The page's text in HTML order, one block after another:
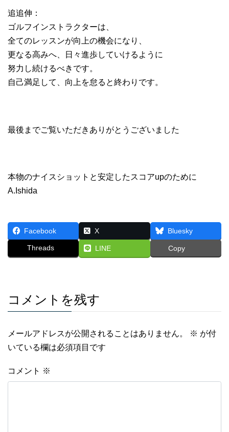
追追伸：
ゴルフインストラクターは、
全てのレッスンが向上の機会になり、
更なる高みへ、日々進歩していけるように
努力し続けるべきです。
自己満足して、向上を怠ると終わりです。
最後までご覧いただきありがとうございました
本物のナイスショットと安定したスコアupのために
A.Ishida
Facebook X Bluesky
Threads LINE Copy
コメントを残す
メールアドレスが公開されることはありません。 ※ が付
いている欄は必須項目です
コメント ※